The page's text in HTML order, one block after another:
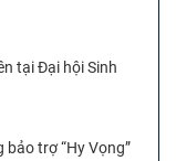
tại Đại hội Sinh
trợ “Hy Vọng”